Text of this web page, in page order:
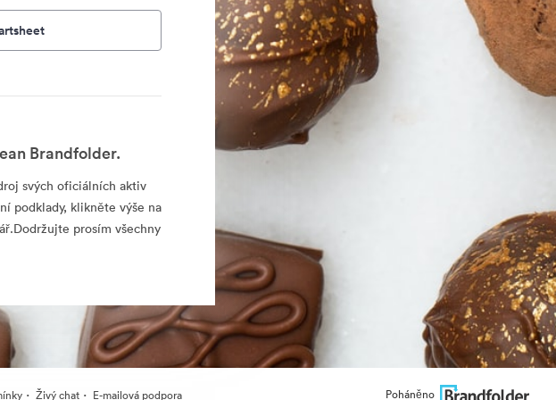
Brandfolder.
svých oficiálních aktiv
podklady, klikněte výše na
prosím všechny
· Živý chat · E-mailová podpora Poháněno